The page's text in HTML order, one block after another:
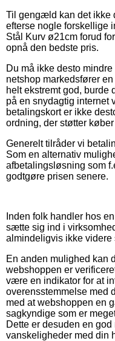
Til gengæld kan det ikke
efterse nogle forskellige
Stål Kurv ø21cm forud
opnå den bedste pris.
Du må ikke desto
netshop markedsfører
helt ekstremt god, burde
på en snydagtig internet
betalingskort er ikke
ordning, der støtter
Generelt tilråder vi
Som en alternativ
afbetalingsløsning som
godtgøre prisen senere.
Inden folk handler hos
sætte sig ind i
almindeligvis ikke
En anden mulighed kan
webshoppen er
være en indikator for at
overensstemmelse med
med at webshoppen en
sagkyndige som er
Dette er desuden en
vanskeligheder med din